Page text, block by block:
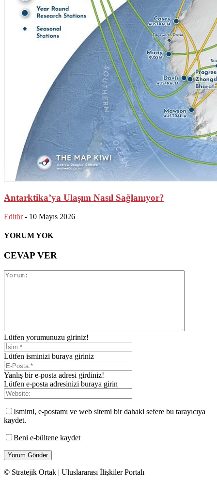
Antarktika’ya Ulaşım Nasıl Sağlanıyor?
Editör - 10 Mayıs 2026
YORUM YOK
CEVAP VER
Lütfen yorumunuzu giriniz!
Lütfen isminizi buraya giriniz
Yanlış bir e-posta adresi girdiniz!
Lütfen e-posta adresinizi buraya girin
Ismimi, e-postamı ve web sitemi bir dahaki sefere bu tarayıcıya
kaydet.
Beni e-bültene kaydet
© Stratejik Ortak | Uluslararası İlişkiler Portalı